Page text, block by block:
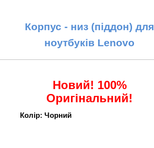
Корпус - низ (піддон) для
ноутбуків Lenovo
Новий! 100%
Оригінальний!
Колір: Чорний